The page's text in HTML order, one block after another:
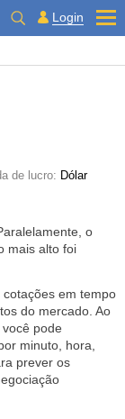
Login
de lucro: Dólar
Paralelamente, o
mais alto foi
cotações em tempo
do mercado. Ao
pode
minuto, hora,
prever os